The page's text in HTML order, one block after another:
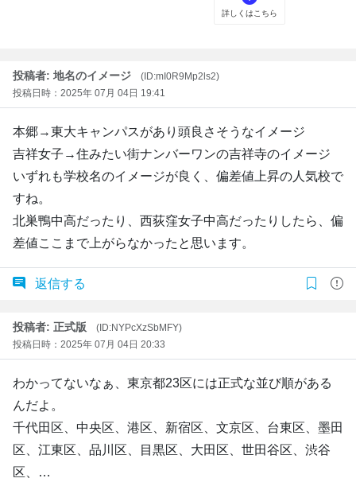
投稿者: 地名のイメージ
(ID:mI0R9Mp2ls2)
投稿日時：2025年 07月 04日 19:41
本郷→東大キャンパスがあり頭良さそうなイメージ
吉祥女子→住みたい街ナンバーワンの吉祥寺のイメージ
いずれも学校名のイメージが良く、偏差値上昇の人気校で
すね。
北巣鴨中高だったり、西荻窪女子中高だったりしたら、偏
差値ここまで上がらなかったと思います。
返信する
投稿者: 正式版
(ID:NYPcXzSbMFY)
投稿日時：2025年 07月 04日 20:33
わかってないなぁ、東京都23区には正式な並び順がある
んだよ。
千代田区、中央区、港区、新宿区、文京区、台東区、墨田
区、江東区、品川区、目黒区、大田区、世田谷区、渋谷
区、…